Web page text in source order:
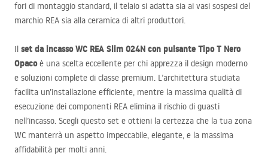
fori di montaggio standard, il telaio si adatta sia ai vasi sospesi del
marchio REA sia alla ceramica di altri produttori.
Il set da incasso WC REA Slim 024N con pulsante Tipo T Nero
Opacoè una scelta eccellente per chi apprezza il design moderno
e soluzioni complete di classe premium. L’architettura studiata
facilita un’installazione efficiente, mentre la massima qualità di
esecuzione dei componenti REA elimina il rischio di guasti
nell’incasso. Scegli questo set e ottieni la certezza che la tua zona
WC manterrà un aspetto impeccabile, elegante, e la massima
affidabilità per molti anni.